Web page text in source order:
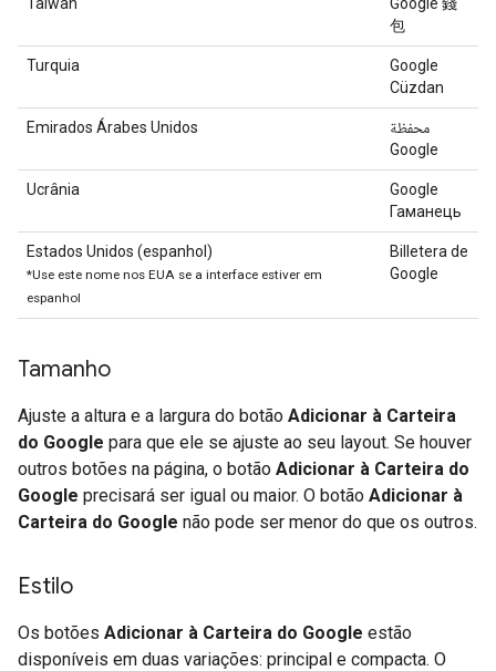
包
Turquia
Google
Cüzdan
Emirados Árabes Unidos
محفظة
Google
Ucrânia
Google
Гаманець
Estados Unidos (espanhol)
*Use este nome nos EUA se a interface estiver em
espanhol
Billetera de
Google
Tamanho
Ajuste a altura e a largura do botão Adicionar à Carteira
do Google para que ele se ajuste ao seu layout. Se houver
outros botões na página, o botão Adicionar à Carteira do
Google precisará ser igual ou maior. O botão Adicionar à
Carteira do Google não pode ser menor do que os outros.
Estilo
Os botões Adicionar à Carteira do Google estão
disponíveis em duas variações: principal e compacta. O